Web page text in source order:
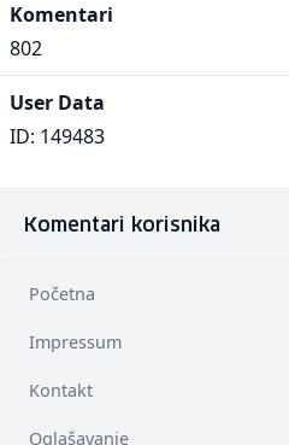
Komentari
802
User Data
ID: 149483
Komentari korisnika
Početna
Impressum
Kontakt
Oglašavanje